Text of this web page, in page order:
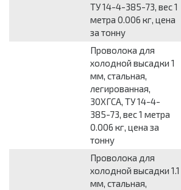
ТУ 14-4-385-73, вес 1
метра 0.006 кг, цена
за тонну
Проволока для
холодной высадки 1
мм, стальная,
легированная,
30ХГСА, ТУ 14-4-
385-73, вес 1 метра
0.006 кг, цена за
тонну
Проволока для
холодной высадки 1.1
мм, стальная,